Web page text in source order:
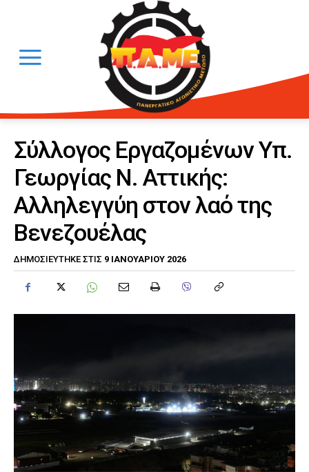
Σύλλογος Εργαζομένων Υπ.
Γεωργίας Ν. Αττικής:
Αλληλεγγύη στον λαό της
Βενεζουέλας
ΔΗΜΟΣΙΕΎΤΗΚΕ ΣΤΙΣ 9 ΙΑΝΟΥΑΡΊΟΥ 2026